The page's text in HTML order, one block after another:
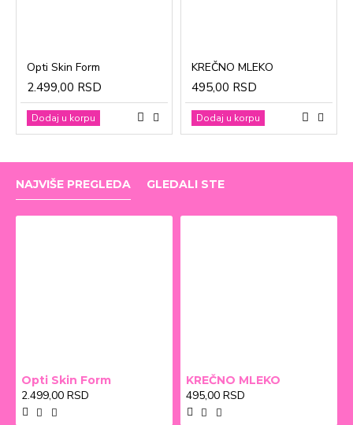
Opti Skin Form
2.499,00 RSD
Dodaj u korpu
KREČNO MLEKO
495,00 RSD
Dodaj u korpu
NAJVIŠE PREGLEDA GLEDALI STE
Opti Skin Form
2.499,00 RSD
KREČNO MLEKO
495,00 RSD